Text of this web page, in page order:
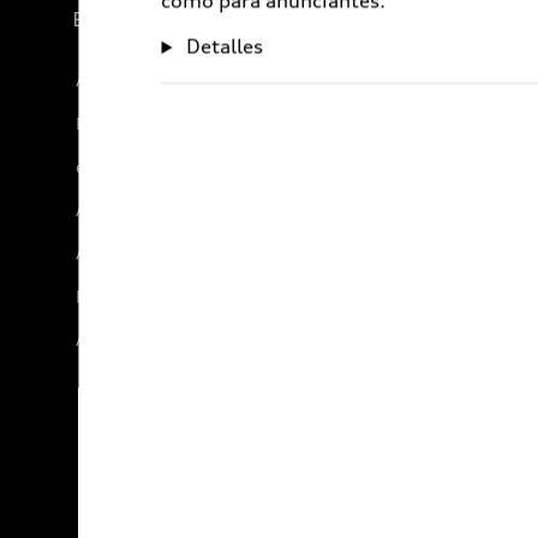
Experiencia
Audi Sport
Promociones
e-Newsletter
Audi internacional
Audi Go Green
Próximo Destino
Audi Exclusive
Detalles